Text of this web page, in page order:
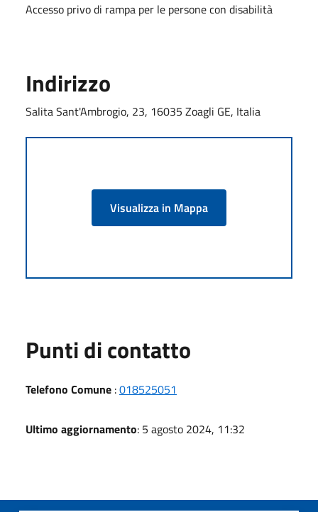
Accesso privo di rampa per le persone con disabilità
Indirizzo
Salita Sant'Ambrogio, 23, 16035 Zoagli GE, Italia
Visualizza in Mappa
Punti di contatto
Telefono Comune :018525051
Ultimo aggiornamento: 5 agosto 2024, 11:32